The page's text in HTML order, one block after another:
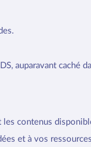
auparavant caché
contenus
et à vos